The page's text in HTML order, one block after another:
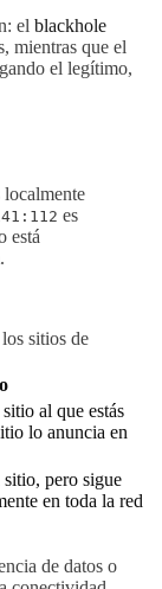
el blackhole
mientras que el
el legítimo,
es
está
.
sitios de
al que estás
lo anuncia en
sitio, pero sigue
en toda la red
de datos o